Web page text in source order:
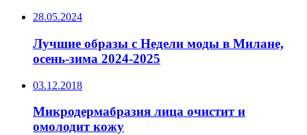
28.05.2024
Лучшие образы с Недели моды в Милане,
осень-зима 2024-2025
03.12.2018
Микродермабразия лица очистит и
омолодит кожу